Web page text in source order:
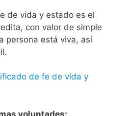
de vida y estado es el
con valor de simple
persona está viva, así
de fe de vida y
voluntades: